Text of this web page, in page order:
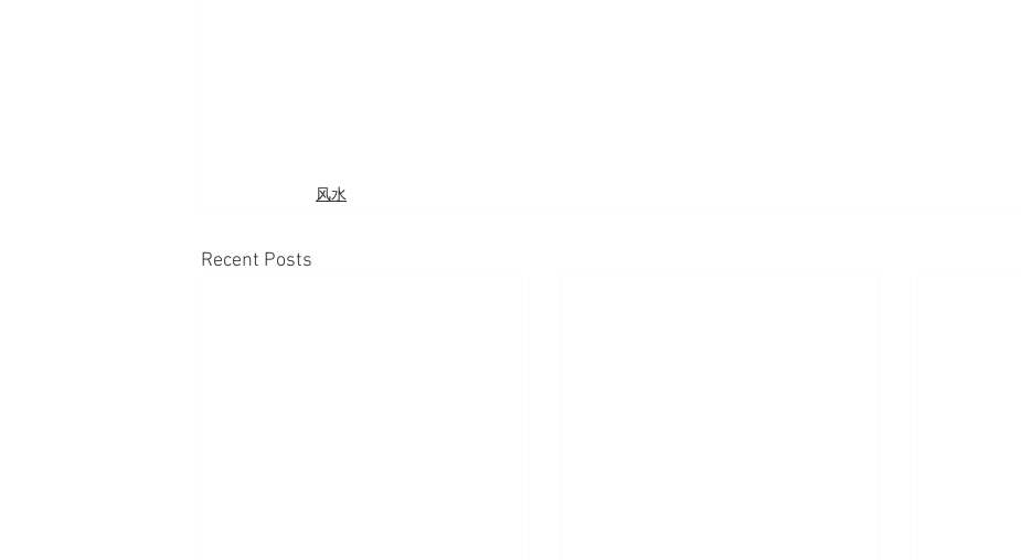
风水
Recent Posts